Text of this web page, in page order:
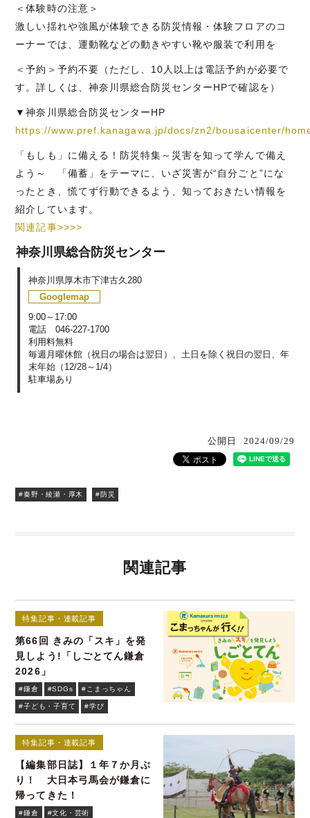
＜体験時の注意＞
激しい揺れや強風が体験できる防災情報・体験フロアのコ
ーナーでは、運動靴などの動きやすい靴や服装で利用を
＜予約＞予約不要（ただし、10人以上は電話予約が必要で
す。詳しくは、神奈川県総合防災センターHPで確認を）
▼神奈川県総合防災センターHP
https://www.pref.kanagawa.jp/docs/zn2/bousaicenter/
「もしも」に備える！防災特集～災害を知って学んで備え
よう～ 「備蓄」をテーマに、いざ災害が“自分ごと”にな
ったとき、慌てず行動できるよう、知っておきたい情報を
紹介しています。
関連記事>>>>
神奈川県総合防災センター
神奈川県厚木市下津古久280
Googlemap
9:00～17:00
電話 046-227-1700
利用料無料
毎週月曜休館（祝日の場合は翌日）、土日を除く祝日の翌日、年
末年始（12/28～1/4）
駐車場あり
公開日 2024/09/29
#秦野・綾瀬・厚木 #防災
関連記事
特集記事・連載記事
第66回 きみの「スキ」を発
見しよう!「しごとてん鎌倉
2026」
#鎌倉 #SDGs #こまっちゃん
#子ども・子育て #学び
特集記事・連載記事
【編集部日誌】１年７か月ぶ
り！ 大日本弓馬会が鎌倉に
帰ってきた！
#鎌倉 #文化・芸術